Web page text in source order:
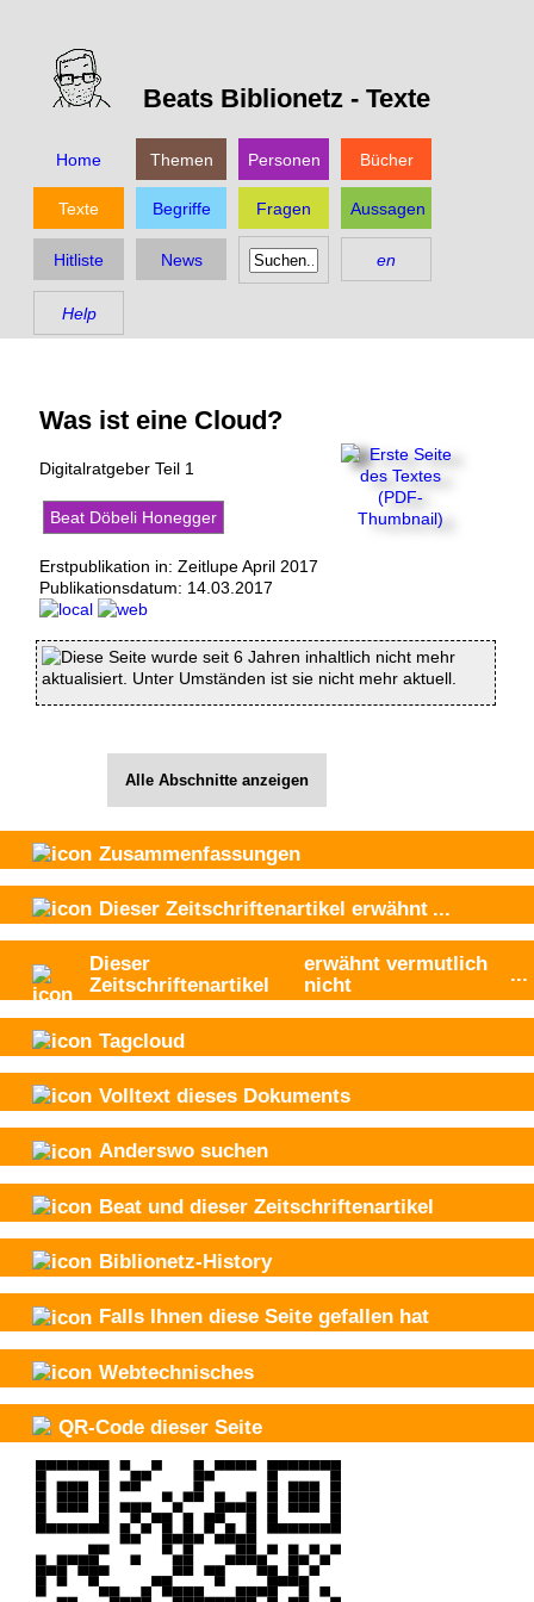
Beats Biblionetz - Texte
Home Themen Personen Bücher
Texte Begriffe Fragen Aussagen
Hitliste News en
Help
Was ist eine Cloud?
Digitalratgeber Teil 1
Beat Döbeli Honegger
Erstpublikation in: Zeitlupe April 2017
Publikationsdatum: 14.03.2017
Diese Seite wurde seit 6 Jahren inhaltlich nicht mehr
aktualisiert. Unter Umständen ist sie nicht mehr aktuell.
Alle Abschnitte anzeigen
Zusammenfassungen
Dieser Zeitschriftenartikel erwähnt ...
Dieser
Zeitschriftenartikel
erwähnt vermutlich
nicht
...
Tagcloud
Volltext dieses Dokuments
Anderswo suchen
Beat und dieser Zeitschriftenartikel
Biblionetz-History
Falls Ihnen diese Seite gefallen hat
Webtechnisches
QR-Code dieser Seite